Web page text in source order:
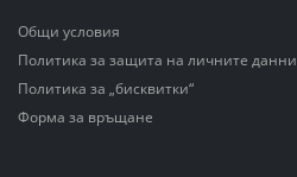
Общи условия
Политика за защита на личните данни
Политика за „бисквитки“
Форма за връщане